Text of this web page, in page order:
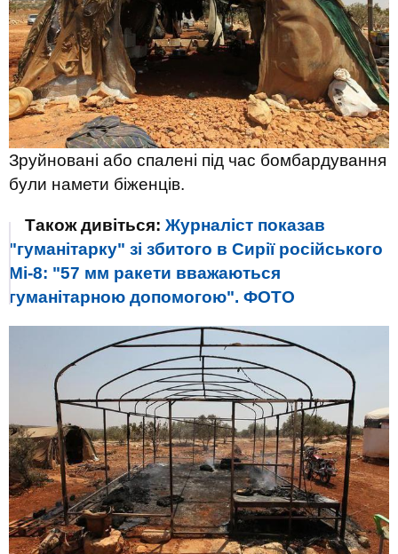
Зруйновані або спалені під час бомбардування
були намети біженців.
Також дивіться: Журналіст показав
"гуманітарку" зі збитого в Сирії російського
Мі-8: "57 мм ракети вважаються
гуманітарною допомогою". ФОТО